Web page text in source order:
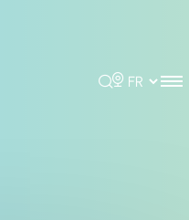
Rechercher
Choisir la